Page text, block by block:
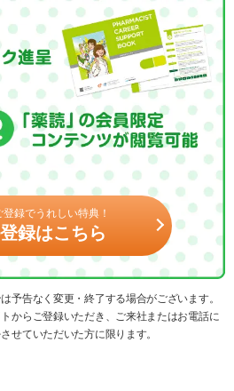
録でうれしい特典！
録はこちら
予告なく変更・終了する場合がございます。
からご登録いただき、ご来社またはお電話に
せていただいた方に限ります。